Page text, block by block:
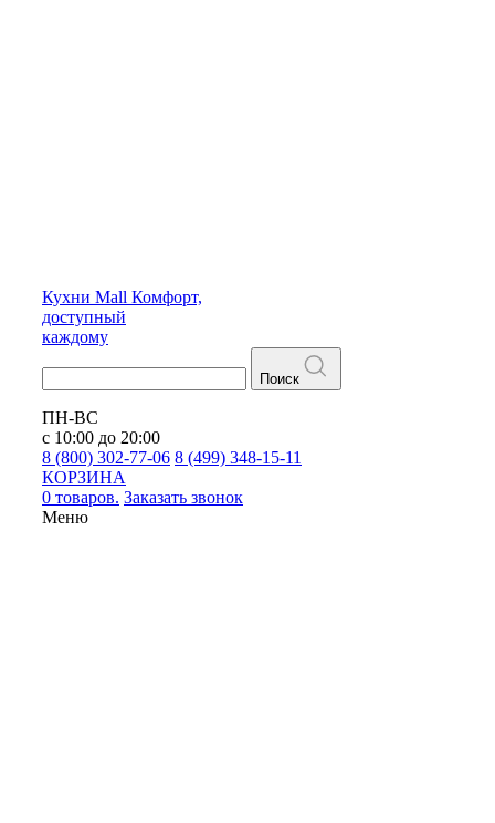
Кухни Mall Комфорт,
доступный
каждому
Поиск
ПН-ВС
с 10:00 до 20:00
8 (800) 302-77-06 8 (499) 348-15-11
КОРЗИНА
0 товаров. Заказать звонок
Меню